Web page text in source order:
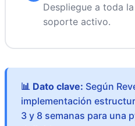
Despliegue a toda
soporte activo.
📊 Dato clave: Según
implementación
3 y 8 semanas para una